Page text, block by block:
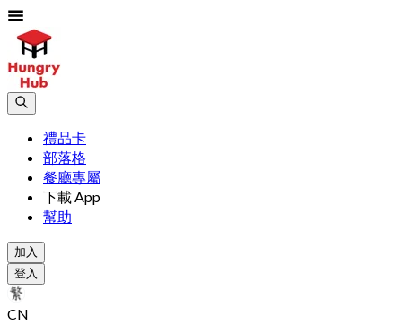
禮品卡
部落格
餐廳專屬
下載 App
幫助
加入
登入
CN